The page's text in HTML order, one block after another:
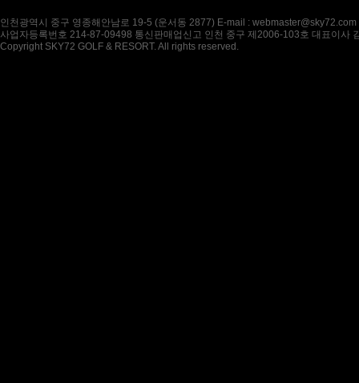
인천광역시 중구 영종해안남로 19-5 (운서동 2877) E-mail : webmaster@sky72.com
사업자등록번호 214-87-09498 통신판매업신고 인천 중구 제2006-103호 대표이사
Copyright SKY72 GOLF & RESORT. All rights reserved.